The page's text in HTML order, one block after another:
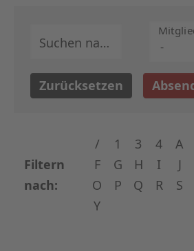
Suchen nach
Zurücksetzen
Filtern
nach:
/ 1 3 4 A
F
G H I J
O
P Q R S
Y